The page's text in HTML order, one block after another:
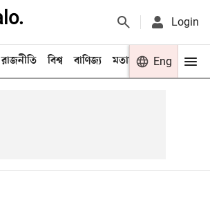
Login
রাজনীতি বিশ্ব বাণিজ্য মতামত খেলা
Eng